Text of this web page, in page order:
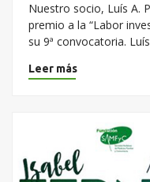
Nuestro socio, Luís A.
premio a la “Labor
su 9ª convocatoria.
Leer más